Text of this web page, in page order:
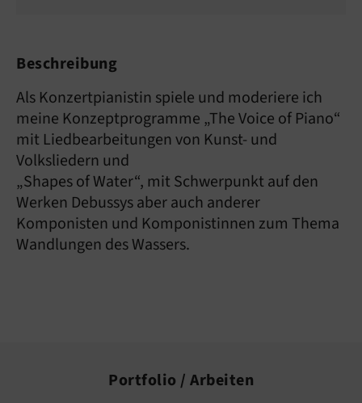
Beschreibung
Als Konzertpianistin spiele und moderiere ich
meine Konzeptprogramme „The Voice of Piano“
mit Liedbearbeitungen von Kunst- und
Volksliedern und
„Shapes of Water“, mit Schwerpunkt auf den
Werken Debussys aber auch anderer
Komponisten und Komponistinnen zum Thema
Wandlungen des Wassers.
Portfolio / Arbeiten